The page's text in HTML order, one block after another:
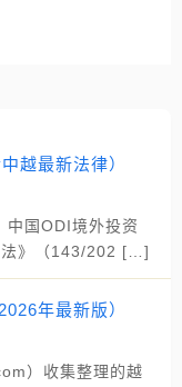
越最新法律）
中国ODI境外投资
法》（143/202 […]
年最新版）
）收集整理的越